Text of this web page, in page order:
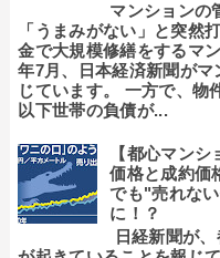
マンションの
「うまみがない」と突然
金で大規模修繕をするマ
年7月、日本経済新聞が
じています。 一方で、物
以下世帯の負債が...
【都心マン
価格と成約価
でも"売れな
に！？
日経新聞が